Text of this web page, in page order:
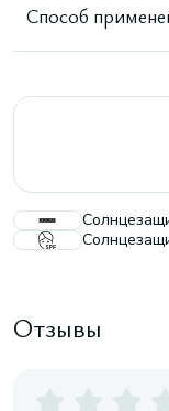
Способ
Отзывы